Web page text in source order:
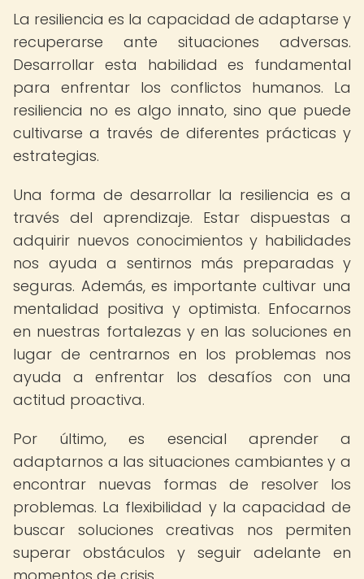
La resiliencia es la capacidad de adaptarse y
recuperarse ante situaciones adversas.
Desarrollar esta habilidad es fundamental
para enfrentar los conflictos humanos. La
resiliencia no es algo innato, sino que puede
cultivarse a través de diferentes prácticas y
estrategias.
Una forma de desarrollar la resiliencia es a
través del aprendizaje. Estar dispuestas a
adquirir nuevos conocimientos y habilidades
nos ayuda a sentirnos más preparadas y
seguras. Además, es importante cultivar una
mentalidad positiva y optimista. Enfocarnos
en nuestras fortalezas y en las soluciones en
lugar de centrarnos en los problemas nos
ayuda a enfrentar los desafíos con una
actitud proactiva.
Por último, es esencial aprender a
adaptarnos a las situaciones cambiantes y a
encontrar nuevas formas de resolver los
problemas. La flexibilidad y la capacidad de
buscar soluciones creativas nos permiten
superar obstáculos y seguir adelante en